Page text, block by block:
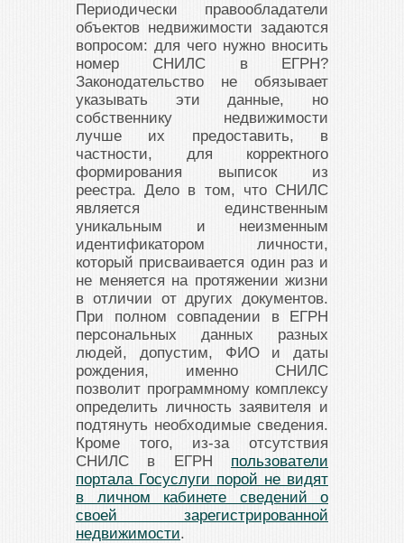
Периодически правообладатели
объектов недвижимости задаются
вопросом: для чего нужно вносить
номер СНИЛС в ЕГРН?
Законодательство не обязывает
указывать эти данные, но
собственнику недвижимости
лучше их предоставить, в
частности, для корректного
формирования выписок из
реестра. Дело в том, что СНИЛС
является единственным
уникальным и неизменным
идентификатором личности,
который присваивается один раз и
не меняется на протяжении жизни
в отличии от других документов.
При полном совпадении в ЕГРН
персональных данных разных
людей, допустим, ФИО и даты
рождения, именно СНИЛС
позволит программному комплексу
определить личность заявителя и
подтянуть необходимые сведения.
Кроме того, из-за отсутствия
СНИЛС в ЕГРН пользователи
портала Госуслуги порой не видят
в личном кабинете сведений о
своей зарегистрированной
недвижимости.